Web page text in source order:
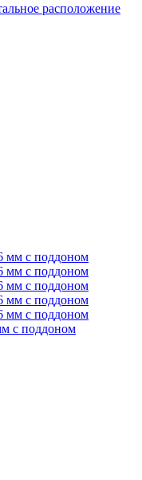
расположение
с поддоном